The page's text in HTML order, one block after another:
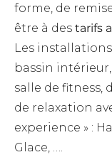
forme, de
être à des tarifs
Les
bassin
salle de fitness,
de relaxation
experience » :
Glace, ….